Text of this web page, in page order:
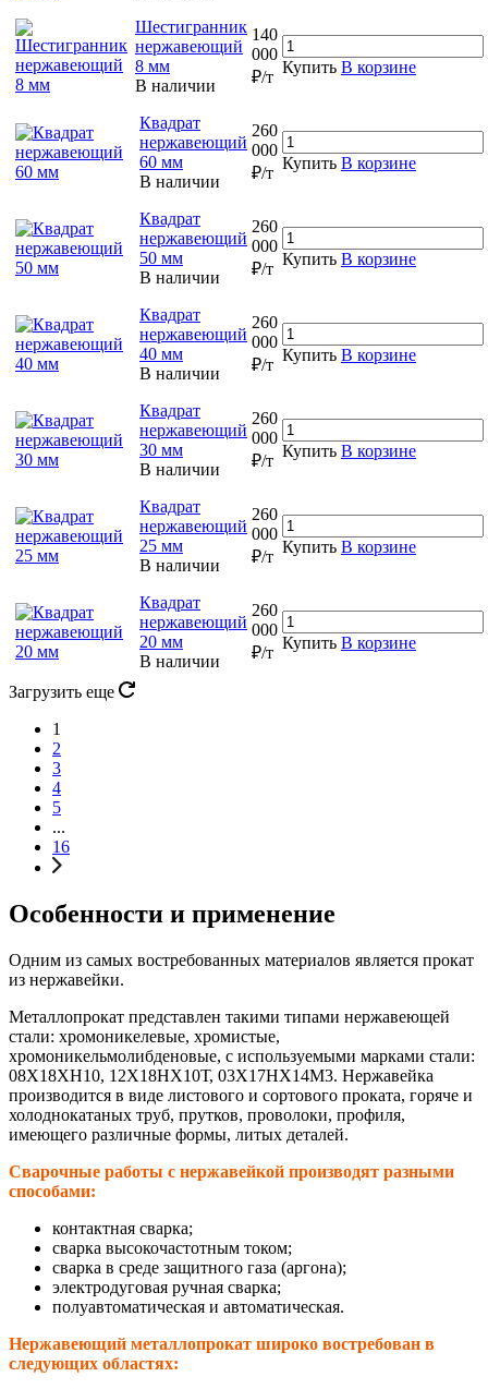
Шестигранник
нержавеющий
8 мм
В наличии
140
000
₽/т
Купить В корзине
Квадрат
нержавеющий
60 мм
В наличии
260
000
₽/т
Купить В корзине
Квадрат
нержавеющий
50 мм
В наличии
260
000
₽/т
Купить В корзине
Квадрат
нержавеющий
40 мм
В наличии
260
000
₽/т
Купить В корзине
Квадрат
нержавеющий
30 мм
В наличии
260
000
₽/т
Купить В корзине
Квадрат
нержавеющий
25 мм
В наличии
260
000
₽/т
Купить В корзине
Квадрат
нержавеющий
20 мм
В наличии
260
000
₽/т
Купить В корзине
Загрузить еще
1
2
3
4
5
...
16
Особенности и применение
Одним из самых востребованных материалов является прокат
из нержавейки.
Металлопрокат представлен такими типами нержавеющей
стали: хромоникелевые, хромистые,
хромоникельмолибденовые, с используемыми марками стали:
08Х18ХН10, 12Х18НХ10Т, 03Х17НХ14М3. Нержавейка
производится в виде листового и сортового проката, горяче и
холоднокатаных труб, прутков, проволоки, профиля,
имеющего различные формы, литых деталей.
Сварочные работы с нержавейкой производят разными
способами:
контактная сварка;
сварка высокочастотным током;
сварка в среде защитного газа (аргона);
электродуговая ручная сварка;
полуавтоматическая и автоматическая.
Нержавеющий металлопрокат широко востребован в
следующих областях: